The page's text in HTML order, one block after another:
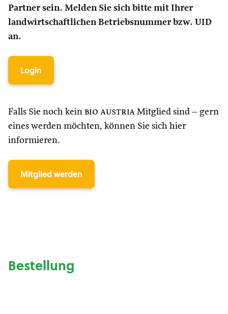
Partner sein. Melden Sie sich bitte mit Ihrer
landwirtschaftlichen Betriebsnummer bzw. UID
an.
Login
Falls Sie noch kein bio austria Mitglied sind – gern
eines werden möchten, können Sie sich hier
informieren.
Mitglied werden
Bestellung